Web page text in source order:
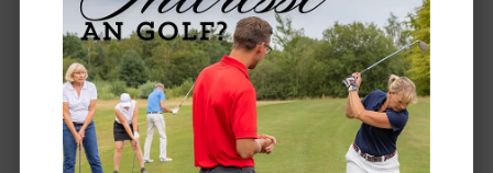
also einplanen Wasser (still oder
medium) oder Schorle, sowie Müsliriegel
und Obst an allen Turniertagen vor Ort zu
erhalten. Wir passen nach den
Rückmeldungen der AK50
Clubmeisterschaft natürlich an, dass Ihr
PET Flaschen oder zumindest